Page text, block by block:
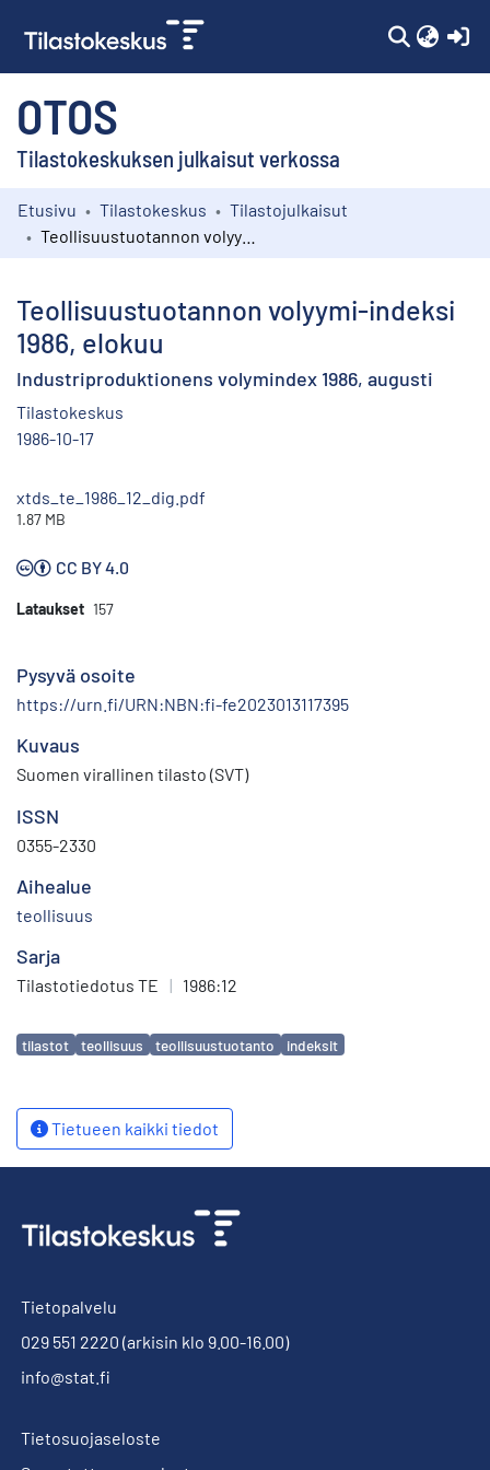
OTOS
Tilastokeskuksen julkaisut verkossa
Kokoelmat
Etusivu Tilastokeskus
Tilastojulkaisut
Teollisuustuotannon volyymi-indeksi
1986, elokuu
Industriproduktionens volymindex 1986, augusti
Tilastokeskus
1986-10-17
xtds_te_1986_12_dig.pdf
1.87 MB
CC BY 4.0
Lataukset 157
Pysyvä osoite
https://urn.fi/URN:NBN:fi-fe2023013117395
Kuvaus
Suomen virallinen tilasto (SVT)
ISSN
0355-2330
Aihealue
teollisuus
Sarja
Tilastotiedotus TE | 1986:12
Avainsanat
tilastot teollisuus teollisuustuotanto indeksit
Tietueen kaikki tiedot
Tietopalvelu
029 551 2220 (arkisin klo 9.00-16.00)
info@stat.fi
Tietosuojaseloste